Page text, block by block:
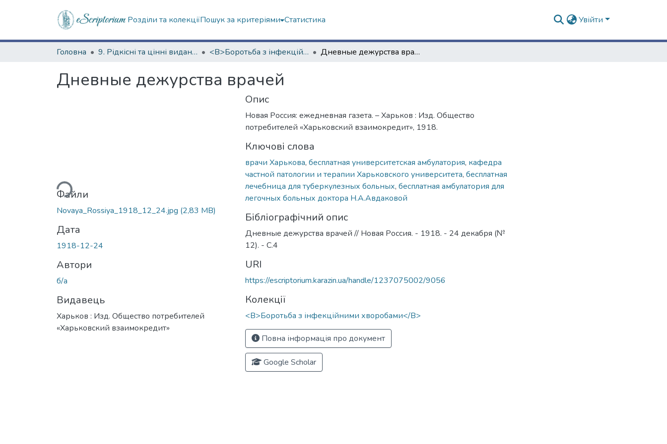
Розділи та колекціїПошук за критеріями Статистика Увійти
Головна 9. Рідкісні та цінні видання <B>Боротьба з інфекційними хворобами</B> Дневные дежурства врачей
Дневные дежурства врачей
Вантажиться...
Файли
Novaya_Rossiya_1918_12_24.jpg (2,83 MB)
Дата
1918-12-24
Автори
б/а
Видавець
Харьков : Изд. Общество потребителей
«Харьковский взаимокредит»
Опис
Новая Россия: ежедневная газета. – Харьков : Изд. Общество
потребителей «Харьковский взаимокредит», 1918.
Ключові слова
врачи Харькова, бесплатная университетская амбулатория, кафедра
частной патологии и терапии Харьковского университета, бесплатная
лечебница для туберкулезных больных, бесплатная амбулатория для
легочных больных доктора Н.А.Авдаковой
Бібліографічний опис
Дневные дежурства врачей // Новая Россия. - 1918. - 24 декабря (№
12). - С.4
URI
https://escriptorium.karazin.ua/handle/1237075002/9056
Колекції
<B>Боротьба з інфекційними хворобами</B>
Повна інформація про документ
Google Scholar